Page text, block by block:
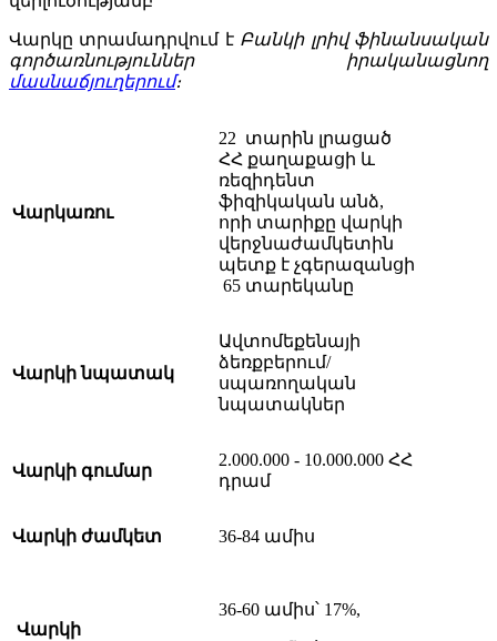
Վարկը տրամադրվում է Բանկի լրիվ ֆինանսական
գործառնություններ իրականացնող
մասնաճյուղերում։
Վարկառու
22 տարին լրացած
ՀՀ քաղաքացի և
ռեզիդենտ
ֆիզիկական անձ,
որի տարիքը վարկի
վերջնաժամկետին
պետք է չգերազանցի
65 տարեկանը
Վարկի նպատակ
Ավտոմեքենայի
ձեռքբերում/
սպառողական
նպատակներ
Վարկի գումար
2.000.000 - 10.000.000 ՀՀ
դրամ
Վարկի ժամկետ 36-84 ամիս
Վարկի
36-60 ամիս՝ 17%,